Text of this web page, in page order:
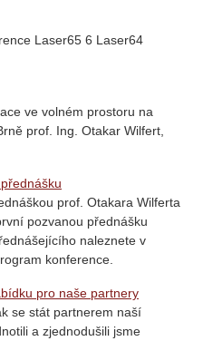
Laser65 6 Laser64
ve volném prostoru na
prof. Ing. Otakar Wilfert,
prof. Otakara Wilferta
pozvanou přednášku
naleznete v
konference.
pro naše partnery
se stát partnerem naší
a zjednodušili jsme